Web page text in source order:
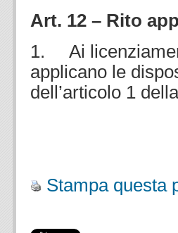
Art. 12 – Rito
1. Ai
applicano le
dell’articolo 1
Stampa questa